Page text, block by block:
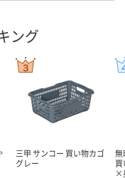
ング
三甲 サンコー 買い物カゴ
グレー
無
×